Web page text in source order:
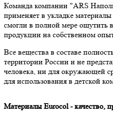
Команда компании "ARS
применяет в укладке
смогли в полной мере ощутить
продукции на собственном
Все вещества в составе
территории России и не
человека, ни для окружающей
для использования в детской
Материалы Eurocol - качество,